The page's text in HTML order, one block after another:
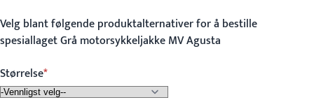
Velg blant følgende produktalternativer for å bestille
spesiallaget Grå motorsykkeljakke MV Agusta
Størrelse